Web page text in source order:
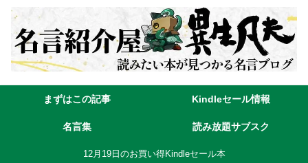
まずはこの記事 Kindleセール情報
名言集 読み放題サブスク
12月19日のお買い得Kindleセール本